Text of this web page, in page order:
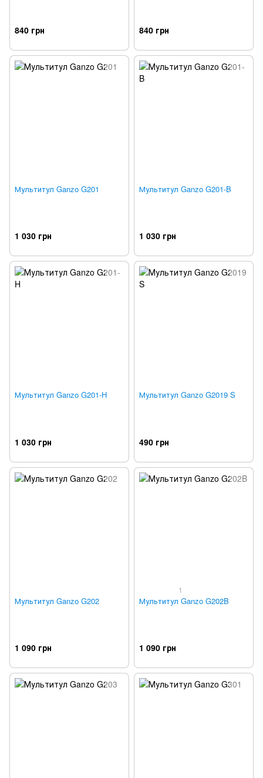
840 грн 840 грн
Мультитул Ganzo G201
1 030 грн
Мультитул Ganzo G201-B
1 030 грн
Мультитул Ganzo G201-H
1 030 грн
Мультитул Ganzo G2019 S
490 грн
Мультитул Ganzo G202
1 090 грн
1
Мультитул Ganzo G202B
1 090 грн